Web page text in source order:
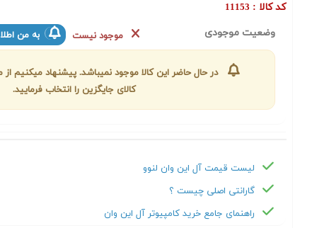
کد کالا : 11153
وضعیت موجودی موجود نیست به من
در حال حاضر این کالا موجود نمیباشد. پیشنهاد میکنیم
کالای جایگزین را انتخاب فرمایید.
لیست قیمت آل این وان لنوو
گارانتی اصلی چیست ؟
راهنمای جامع خرید کامپیوتر آل این وان